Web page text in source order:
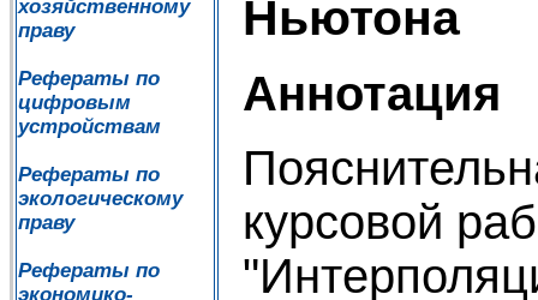
хозяйственному
праву
Рефераты по
цифровым
устройствам
Рефераты по
экологическому
праву
Рефераты по
экономико-
Ньютона
Аннотация
курсовой